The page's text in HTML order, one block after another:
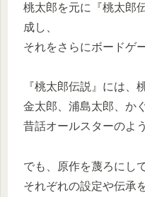
桃太郎を元に『桃太郎
成し、
それをさらにボードゲ
『桃太郎伝説』には、
金太郎、浦島太郎、か
昔話オールスターのよ
でも、原作を蔑ろにし
それぞれの設定や伝承